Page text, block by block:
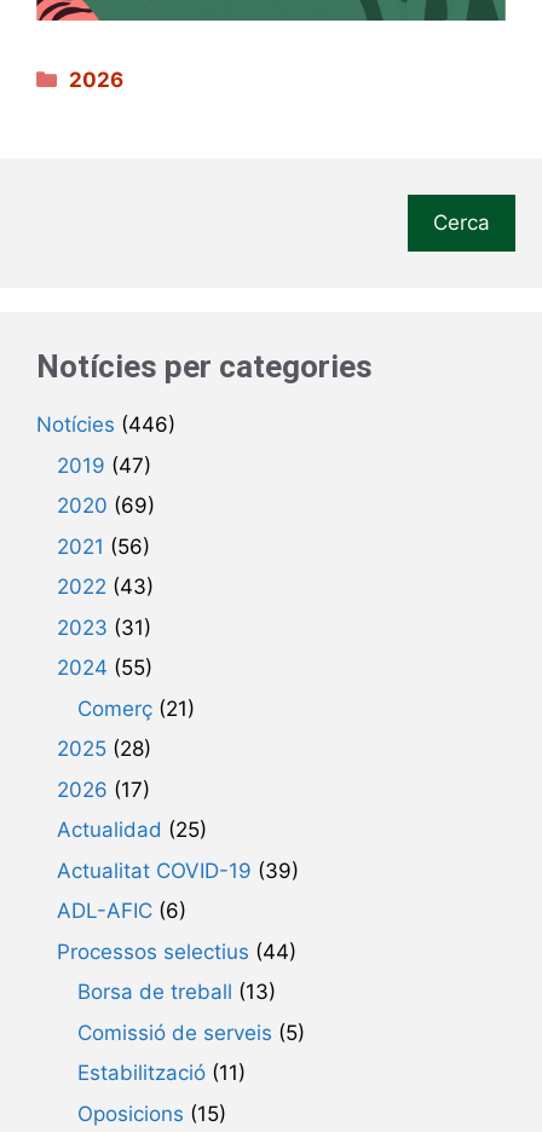
Categories
2026
Cerca
Notícies per categories
Notícies (446)
2019 (47)
2020 (69)
2021 (56)
2022 (43)
2023 (31)
2024 (55)
Comerç (21)
2025 (28)
2026 (17)
Actualidad (25)
Actualitat COVID-19 (39)
ADL-AFIC (6)
Processos selectius (44)
Borsa de treball (13)
Comissió de serveis (5)
Estabilització (11)
Oposicions (15)